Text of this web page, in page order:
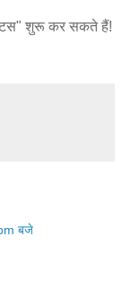
शुरू कर सकते हैं!
बजे